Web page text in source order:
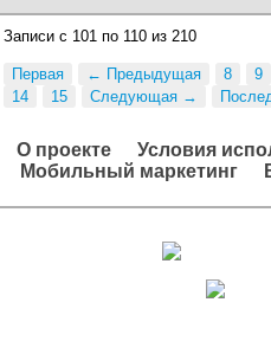
Записи с 101 по 110 из 210
Первая
← Предыдущая 8 9
14
15 Следующая →
О проекте Условия
Мобильный маркетинг